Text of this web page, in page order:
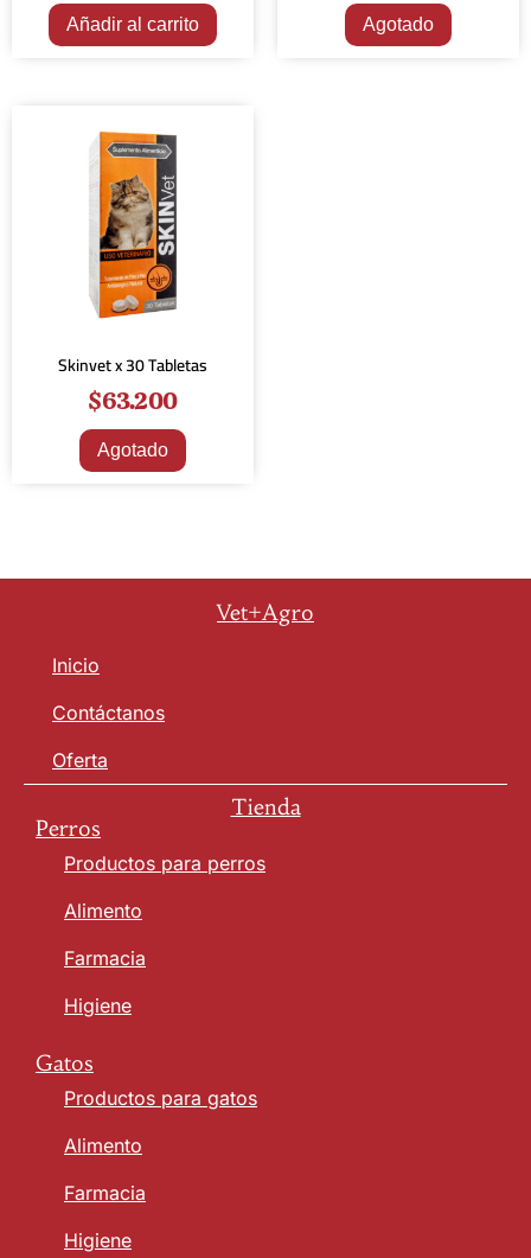
Añadir al carrito Agotado
Skinvet x 30 Tabletas
$63.200
Agotado
Vet+Agro
Inicio
Contáctanos
Oferta
Tienda
Perros
Productos para perros
Alimento
Farmacia
Higiene
Gatos
Productos para gatos
Alimento
Farmacia
Higiene